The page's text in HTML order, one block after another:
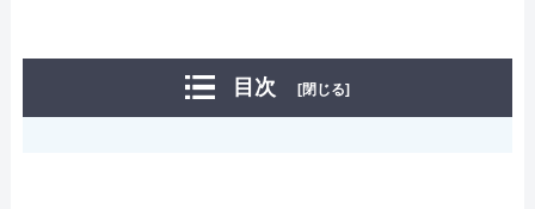
目次 [閉じる]